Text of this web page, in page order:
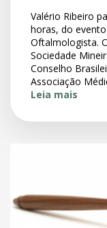
Valério Ribeiro
horas, do
Oftalmologista.
Sociedade
Conselho
Associação
Leia mais